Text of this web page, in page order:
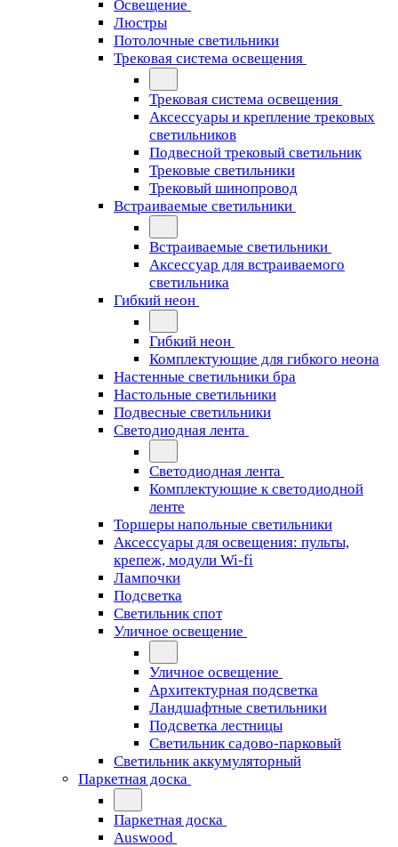
Освещение
Люстры
Потолочные светильники
Трековая система освещения
Трековая система освещения
Аксессуары и крепление трековых
светильников
Подвесной трековый светильник
Трековые светильники
Трековый шинопровод
Встраиваемые светильники
Встраиваемые светильники
Аксессуар для встраиваемого
светильника
Гибкий неон
Гибкий неон
Комплектующие для гибкого неона
Настенные светильники бра
Настольные светильники
Подвесные светильники
Светодиодная лента
Светодиодная лента
Комплектующие к светодиодной
ленте
Торшеры напольные светильники
Аксессуары для освещения: пульты,
крепеж, модули Wi-fi
Лампочки
Подсветка
Светильник спот
Уличное освещение
Уличное освещение
Архитектурная подсветка
Ландшафтные светильники
Подсветка лестницы
Светильник садово-парковый
Светильник аккумуляторный
Паркетная доска
Паркетная доска
Auswood